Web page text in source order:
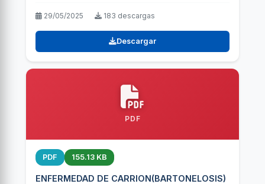
29/05/2025 183 descargas
Descargar
PDF
PDF 155.13 KB
ENFERMEDAD DE CARRION(BARTONELOSIS)